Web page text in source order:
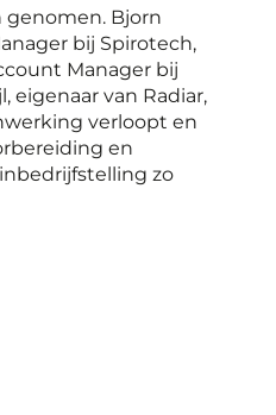
Bjorn
bij Spirotech,
Manager bij
eigenaar van Radiar,
verloopt en
en
zo
afgespeeld omdat
hebt